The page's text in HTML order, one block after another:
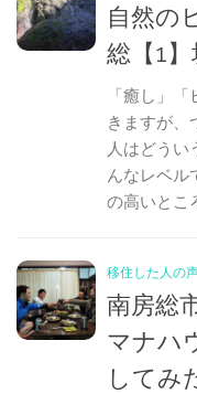
自然の
総【1】
「癒し」
きますが、
人はどうい
んなレベル
の高いとこ
移住した人の
南房総
マナハ
してみ